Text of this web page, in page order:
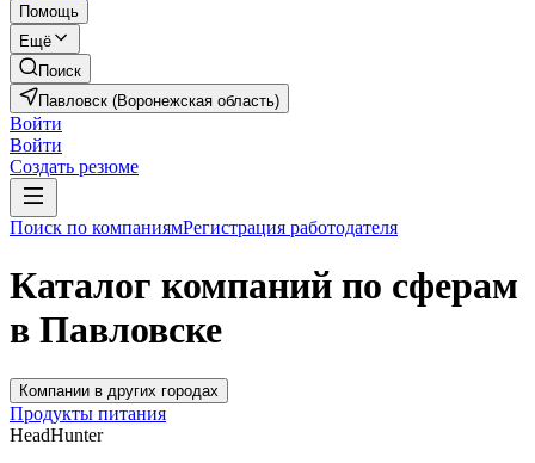
Помощь
Ещё
Поиск
Павловск (Воронежская область)
Войти
Войти
Создать резюме
Поиск по компаниямРегистрация работодателя
Каталог компаний по сферам
в Павловске
Компании в других городах
Продукты питания
HeadHunter